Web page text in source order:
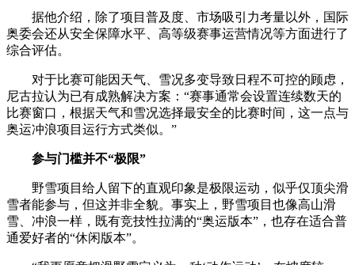
据他介绍，除了项目普及度、市场吸引力考量以外，国际
奥委会还从安全保障水平、高等级赛事运营情况等方面进行了
综合评估。
对于比赛可能因天气、雪况多变导致日程不可控的顾虑，
尼古拉认为已有成熟解决方案：“赛事通常会设置连续数天的
比赛窗口，根据天气和雪况选择最安全的比赛时间，这一点与
奥运冲浪项目运行方式类似。”
参与门槛并不“极限”
野雪项目给人留下的直观印象是极限运动，似乎仅顶尖滑
雪者能参与，但这并非全貌。事实上，野雪项目也像高山滑
雪、冲浪一样，既有竞技性拉满的“奥运版本”，也存在适合普
通爱好者的“休闲版本”。